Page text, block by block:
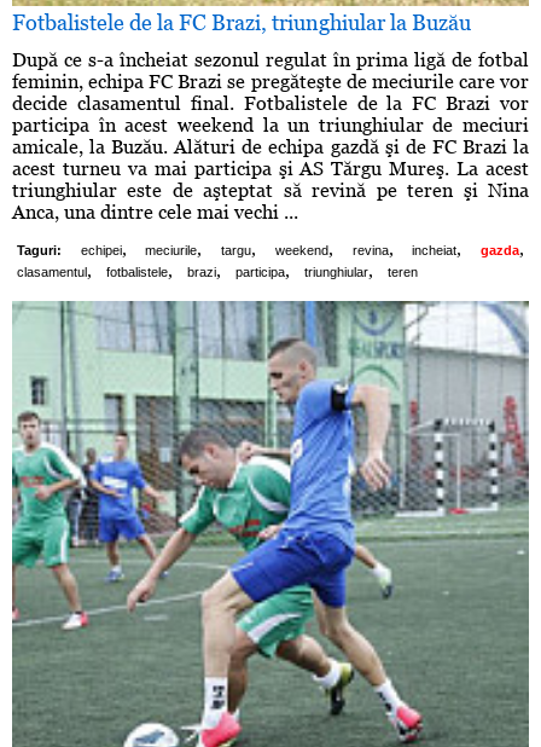
Fotbalistele de la FC Brazi, triunghiular la Buzău
După ce s-a încheiat sezonul regulat în prima ligă de fotbal
feminin, echipa FC Brazi se pregăteşte de meciurile care vor
decide clasamentul final. Fotbalistele de la FC Brazi vor
participa în acest weekend la un triunghiular de meciuri
amicale, la Buzău. Alături de echipa gazdă şi de FC Brazi la
acest turneu va mai participa şi AS Tărgu Mureş. La acest
triunghiular este de aşteptat să revină pe teren şi Nina
Anca, una dintre cele mai vechi ...
Taguri: echipei, meciurile, targu, weekend, revina, incheiat, gazda,
clasamentul, fotbalistele, brazi, participa, triunghiular, teren